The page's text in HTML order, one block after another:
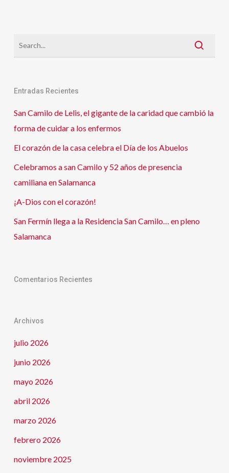
Camilo.
Entradas Recientes
San Camilo de Lelis, el gigante de la caridad que cambió la
forma de cuidar a los enfermos
El corazón de la casa celebra el Día de los Abuelos
Celebramos a san Camilo y 52 años de presencia
camiliana en Salamanca
¡A-Dios con el corazón!
San Fermín llega a la Residencia San Camilo… en pleno
Salamanca
Comentarios Recientes
Archivos
julio 2026
junio 2026
mayo 2026
abril 2026
marzo 2026
febrero 2026
noviembre 2025